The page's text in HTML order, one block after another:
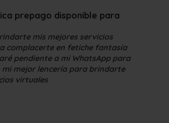
prepago disponible para
mis mejores servicios
complacerte en fetiche fantasía
pendiente a mi WhatsApp para
mejor lencería para brindarte
virtuales